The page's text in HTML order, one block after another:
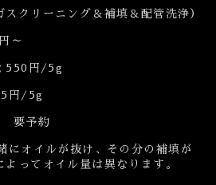
クリーニング＆補填＆配管洗浄）
～
550円/5g
円/5g
要予約
オイルが抜け、その分の補填が
ってオイル量は異なります。